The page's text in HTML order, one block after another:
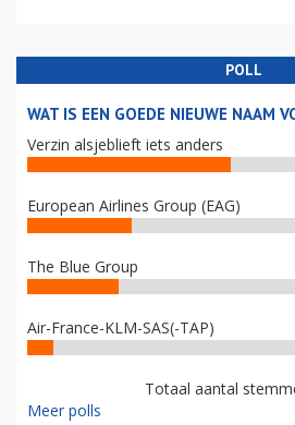
POLL
WAT IS EEN GOEDE NIEUWE NAAM
Verzin alsjeblieft iets anders
European Airlines Group (EAG)
The Blue Group
Air-France-KLM-SAS(-TAP)
Totaal aantal
Meer polls